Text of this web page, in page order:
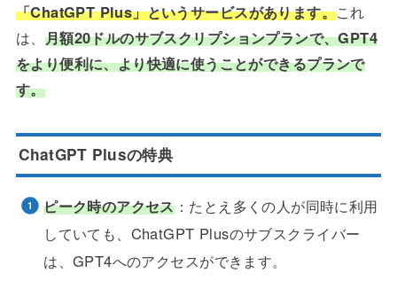
「ChatGPT Plus」というサービスがあります。これ
は、 月額20ドルのサブスクリプションプランで、GPT4
をより便利に、より快適に使うことができるプランで
す。
ChatGPT Plusの特典
ピーク時のアクセス：たとえ多くの人が同時に利用
していても、ChatGPT Plusのサブスクライバー
は、GPT4へのアクセスができます。